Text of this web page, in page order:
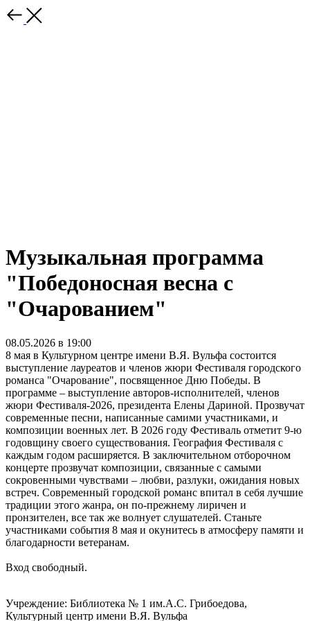
Музыкальная программа
"Победоносная весна с
"Очарованием"
08.05.2026 в 19:00
8 мая в Культурном центре имени В.Я. Вульфа состоится
выступление лауреатов и членов жюри Фестиваля городского
романса "Очарование", посвященное Дню Победы. В
программе – выступление авторов-исполнителей, членов
жюри Фестиваля-2026, президента Елены Дариной. Прозвучат
современные песни, написанные самими участниками, и
композиции военных лет. В 2026 году Фестиваль отметит 9-ю
годовщину своего существования. География Фестиваля с
каждым годом расширяется. В заключительном отборочном
концерте прозвучат композиции, связанные с самыми
сокровенными чувствами – любви, разлуки, ожидания новых
встреч. Современный городской романс впитал в себя лучшие
традиции этого жанра, он по-прежнему лиричен и
пронзителен, все так же волнует слушателей. Станьте
участниками события 8 мая и окунитесь в атмосферу памяти и
благодарности ветеранам.
Вход свободный.
Учреждение: Библиотека № 1 им.А.С. Грибоедова,
Культурный центр имени В.Я. Вульфа